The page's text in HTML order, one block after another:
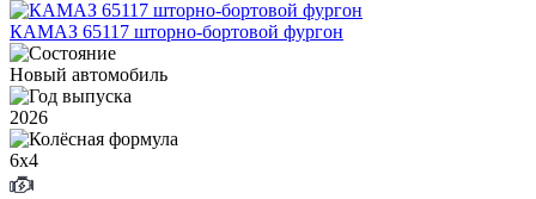
КАМАЗ 65117 шторно-бортовой фургон
Новый автомобиль
2026
6х4